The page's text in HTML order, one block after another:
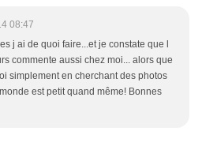
08:47
j ai de quoi faire...et je constate que l
commente aussi chez moi... alors que
simplement en cherchant des photos
est petit quand même! Bonnes